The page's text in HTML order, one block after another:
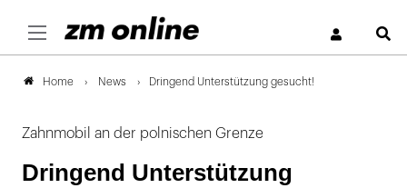
Home News Dringend Unterstützung gesucht!
Zahnmobil an der polnischen Grenze
Dringend Unterstützung